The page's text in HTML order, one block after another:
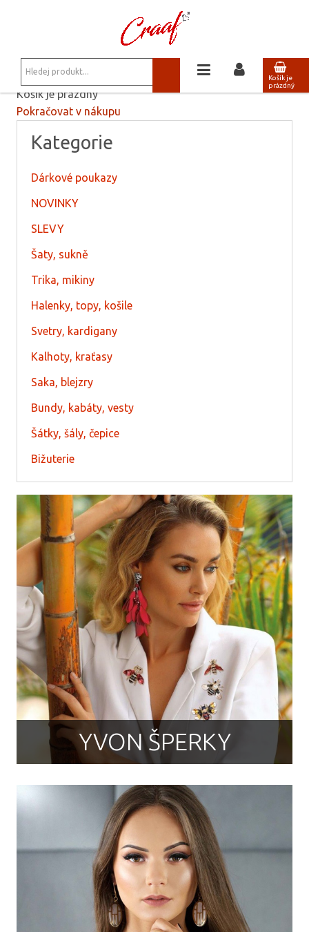
Košík je
prázdný
/ NÁKUPNÍ KOŠÍK
Košík
Košík je prázdný
Pokračovat v nákupu
Kategorie
Dárkové poukazy
NOVINKY
SLEVY
Šaty, sukně
Trika, mikiny
Halenky, topy, košile
Svetry, kardigany
Kalhoty, kraťasy
Saka, blejzry
Bundy, kabáty, vesty
Šátky, šály, čepice
Bižuterie
YVON ŠPERKY